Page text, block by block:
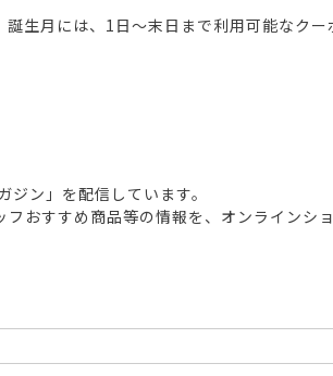
生月には、1日～末日まで利用可能なクー
ジン」を配信しています。
おすすめ商品等の情報を、オンラインシ